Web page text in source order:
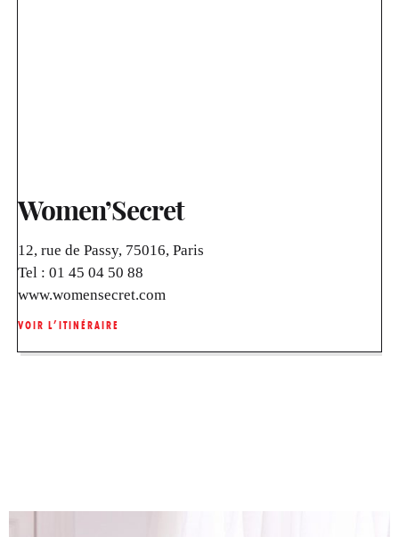
Women’Secret
12, rue de Passy, 75016, Paris
Tel : 01 45 04 50 88
www.womensecret.com
VOIR L’ITINÉRAIRE